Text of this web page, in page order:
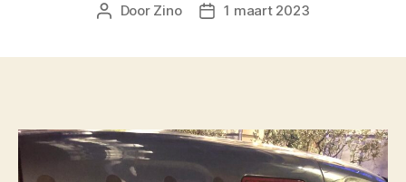
Berichtauteur
Door Zino Berichtdatum
1 maart 2023